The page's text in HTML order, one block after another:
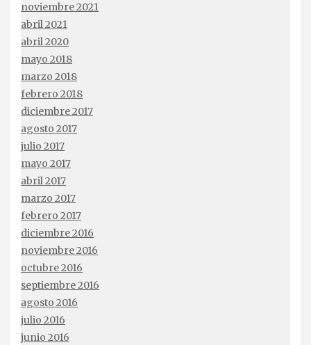
noviembre 2021
abril 2021
abril 2020
mayo 2018
marzo 2018
febrero 2018
diciembre 2017
agosto 2017
julio 2017
mayo 2017
abril 2017
marzo 2017
febrero 2017
diciembre 2016
noviembre 2016
octubre 2016
septiembre 2016
agosto 2016
julio 2016
junio 2016